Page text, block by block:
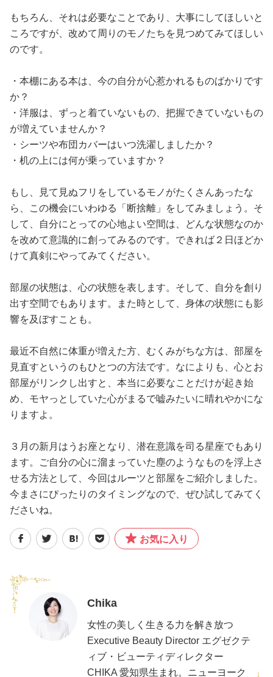
もちろん、それは必要なことであり、大事にしてほしいと
ころですが、改めて周りのモノたちを見つめてみてほしい
のです。
・本棚にある本は、今の自分が心惹かれるものばかりです
か？
・洋服は、ずっと着ていないもの、把握できていないもの
が増えていませんか？
・シーツや布団カバーはいつ洗濯しましたか？
・机の上には何が乗っていますか？
もし、見て見ぬフリをしているモノがたくさんあったな
ら、この機会にいわゆる「断捨離」をしてみましょう。そ
して、自分にとっての心地よい空間は、どんな状態なのか
を改めて意識的に創ってみるのです。できれば２日ほどか
けて真剣にやってみてください。
部屋の状態は、心の状態を表します。そして、自分を創り
出す空間でもあります。また時として、身体の状態にも影
響を及ぼすことも。
最近不自然に体重が増えた方、むくみがちな方は、部屋を
見直すというのもひとつの方法です。なによりも、心とお
部屋がリンクし出すと、本当に必要なことだけが起き始
め、モヤっとしていた心がまるで嘘みたいに晴れやかにな
りますよ。
３月の新月はうお座となり、潜在意識を司る星座でもあり
ます。ご自分の心に溜まっていた塵のようなものを浮上さ
せる方法として、今回はルーツと部屋をご紹介しました。
今まさにぴったりのタイミングなので、ぜひ試してみてく
ださいね。
お気に入り
Chika
女性の美しく生きる力を解き放つ
Executive Beauty Director エグゼクテ
ィブ・ビューティディレクター
CHIKA 愛知県生まれ。ニューヨーク